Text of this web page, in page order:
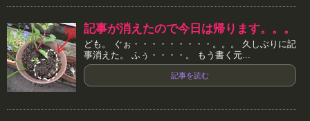
記事が消えたので今日は帰ります。。。
ども。 ぐぉ・・・・・・・・・。。。 久しぶりに記
事消えた。 ふぅ・・・・。 もう書く元...
記事を読む